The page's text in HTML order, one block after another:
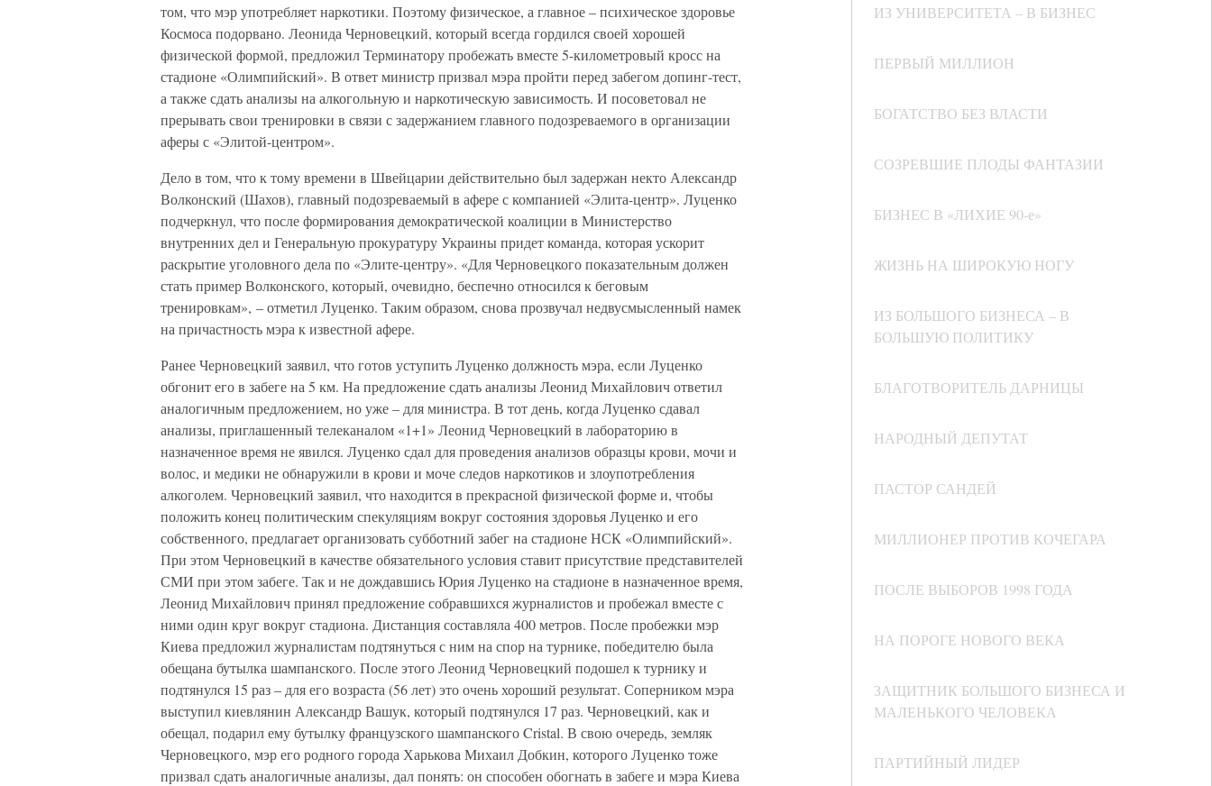
ИЗ УНИВЕРСИТЕТА – В БИЗНЕС
ПЕРВЫЙ МИЛЛИОН
БОГАТСТВО БЕЗ ВЛАСТИ
СОЗРЕВШИЕ ПЛОДЫ ФАНТАЗИИ
БИЗНЕС В «ЛИХИЕ 90-е»
ЖИЗНЬ НА ШИРОКУЮ НОГУ
ИЗ БОЛЬШОГО БИЗНЕСА – В
БОЛЬШУЮ ПОЛИТИКУ
БЛАГОТВОРИТЕЛЬ ДАРНИЦЫ
НАРОДНЫЙ ДЕПУТАТ
ПАСТОР САНДЕЙ
МИЛЛИОНЕР ПРОТИВ КОЧЕГАРА
ПОСЛЕ ВЫБОРОВ 1998 ГОДА
НА ПОРОГЕ НОВОГО ВЕКА
ЗАЩИТНИК БОЛЬШОГО БИЗНЕСА И
МАЛЕНЬКОГО ЧЕЛОВЕКА
ПАРТИЙНЫЙ ЛИДЕР
том, что мэр употребляет наркотики. Поэтому физическое, а главное – психическое здоровье
Космоса подорвано. Леонида Черновецкий, который всегда гордился своей хорошей
физической формой, предложил Терминатору пробежать вместе 5-километровый кросс на
стадионе «Олимпийский». В ответ министр призвал мэра пройти перед забегом допинг-тест,
а также сдать анализы на алкогольную и наркотическую зависимость. И посоветовал не
прерывать свои тренировки в связи с задержанием главного подозреваемого в организации
аферы с «Элитой-центром».
Дело в том, что к тому времени в Швейцарии действительно был задержан некто Александр
Волконский (Шахов), главный подозреваемый в афере с компанией «Элита-центр». Луценко
подчеркнул, что после формирования демократической коалиции в Министерство
внутренних дел и Генеральную прокуратуру Украины придет команда, которая ускорит
раскрытие уголовного дела по «Элите-центру». «Для Черновецкого показательным должен
стать пример Волконского, который, очевидно, беспечно относился к беговым
тренировкам», – отметил Луценко. Таким образом, снова прозвучал недвусмысленный намек
на причастность мэра к известной афере.
Ранее Черновецкий заявил, что готов уступить Луценко должность мэра, если Луценко
обгонит его в забеге на 5 км. На предложение сдать анализы Леонид Михайлович ответил
аналогичным предложением, но уже – для министра. В тот день, когда Луценко сдавал
анализы, приглашенный телеканалом «1+1» Леонид Черновецкий в лабораторию в
назначенное время не явился. Луценко сдал для проведения анализов образцы крови, мочи и
волос, и медики не обнаружили в крови и моче следов наркотиков и злоупотребления
алкоголем. Черновецкий заявил, что находится в прекрасной физической форме и, чтобы
положить конец политическим спекуляциям вокруг состояния здоровья Луценко и его
собственного, предлагает организовать субботний забег на стадионе НСК «Олимпийский».
При этом Черновецкий в качестве обязательного условия ставит присутствие представителей
СМИ при этом забеге. Так и не дождавшись Юрия Луценко на стадионе в назначенное время,
Леонид Михайлович принял предложение собравшихся журналистов и пробежал вместе с
ними один круг вокруг стадиона. Дистанция составляла 400 метров. После пробежки мэр
Киева предложил журналистам подтянуться с ним на спор на турнике, победителю была
обещана бутылка шампанского. После этого Леонид Черновецкий подошел к турнику и
подтянулся 15 раз – для его возраста (56 лет) это очень хороший результат. Соперником мэра
выступил киевлянин Александр Вашук, который подтянулся 17 раз. Черновецкий, как и
обещал, подарил ему бутылку французского шампанского Cristal. В свою очередь, земляк
Черновецкого, мэр его родного города Харькова Михаил Добкин, которого Луценко тоже
призвал сдать аналогичные анализы, дал понять: он способен обогнать в забеге и мэра Киева